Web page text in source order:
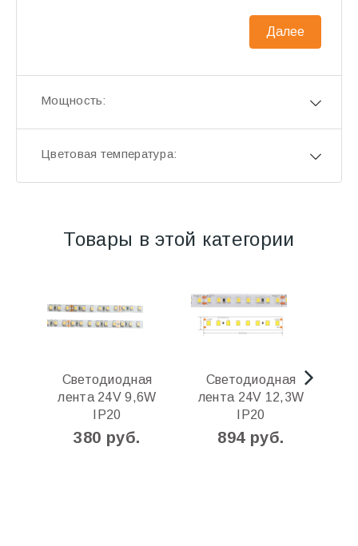
Далее
Мощность:
Цветовая температура:
Товары в этой категории
Светодиодная
лента 24V 9,6W
IP20
380 руб.
Светодиодная
лента 24V 12,3W
IP20
894 руб.